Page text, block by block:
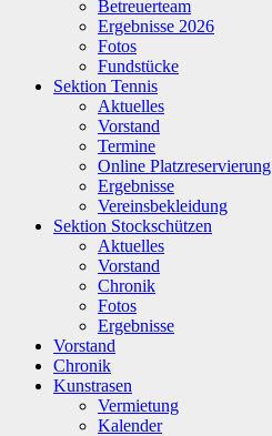
Betreuerteam
Ergebnisse 2026
Fotos
Fundstücke
Sektion Tennis
Aktuelles
Vorstand
Termine
Online Platzreservierung
Ergebnisse
Vereinsbekleidung
Sektion Stockschützen
Aktuelles
Vorstand
Chronik
Fotos
Ergebnisse
Vorstand
Chronik
Kunstrasen
Vermietung
Kalender